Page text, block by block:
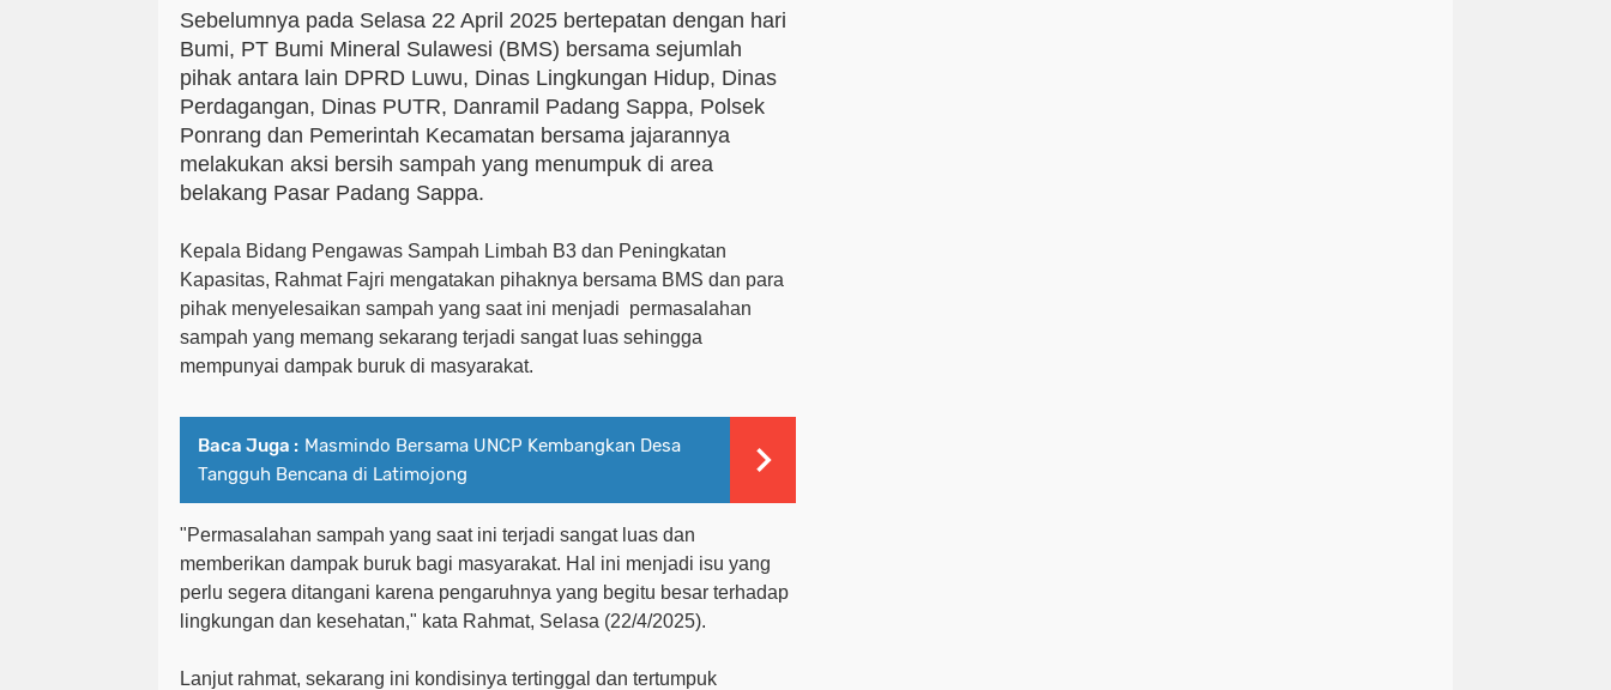
Sebelumnya pada Selasa 22 April 2025 bertepatan dengan hari
Bumi, PT Bumi Mineral Sulawesi (BMS) bersama sejumlah
pihak antara lain DPRD Luwu, Dinas Lingkungan Hidup, Dinas
Perdagangan, Dinas PUTR, Danramil Padang Sappa, Polsek
Ponrang dan Pemerintah Kecamatan bersama jajarannya
melakukan aksi bersih sampah yang menumpuk di area
belakang Pasar Padang Sappa.
Kepala Bidang Pengawas Sampah Limbah B3 dan Peningkatan
Kapasitas, Rahmat Fajri mengatakan pihaknya bersama BMS dan para
pihak menyelesaikan sampah yang saat ini menjadi permasalahan
sampah yang memang sekarang terjadi sangat luas sehingga
mempunyai dampak buruk di masyarakat.
Baca Juga : Masmindo Bersama UNCP Kembangkan Desa
Tangguh Bencana di Latimojong
"Permasalahan sampah yang saat ini terjadi sangat luas dan
memberikan dampak buruk bagi masyarakat. Hal ini menjadi isu yang
perlu segera ditangani karena pengaruhnya yang begitu besar terhadap
lingkungan dan kesehatan," kata Rahmat, Selasa (22/4/2025).
Lanjut rahmat, sekarang ini kondisinya tertinggal dan tertumpuk